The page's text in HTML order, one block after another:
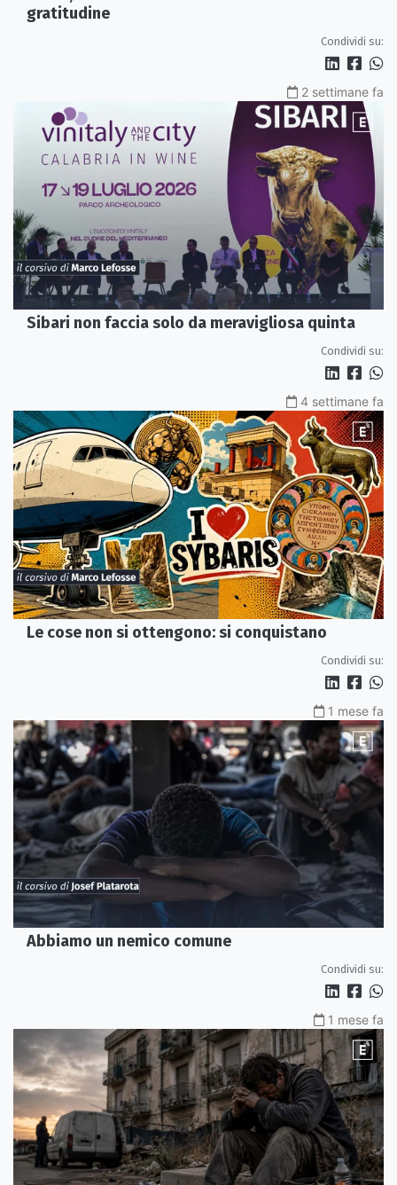
gratitudine
Condividi su:
2 settimane fa
Sibari non faccia solo da meravigliosa quinta
Condividi su:
4 settimane fa
Le cose non si ottengono: si conquistano
Condividi su:
1 mese fa
Abbiamo un nemico comune
Condividi su:
1 mese fa